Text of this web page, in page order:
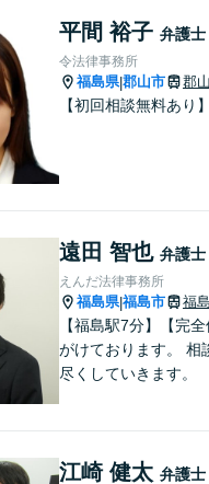
平間 裕子 弁護士
令法律事務所
福島県|郡山市 郡
【初回相談無料あり
遠田 智也 弁護士
えんだ法律事務所
福島県|福島市 福
【福島駅7分】【完
がけております。 相
尽くしていきます。
江崎 健太 弁護士